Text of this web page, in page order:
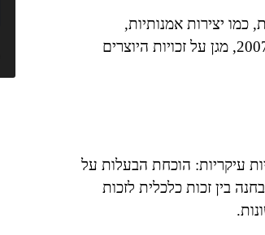
כמו יצירות אמנותיות,
ספרותיות, מוזיקליות, תוכן דיגיטלי ועוד. חוק זכויות היוצרים בישראל, התשס"ח–2007, מגן על זכויות היוצרים
עיקריות: הוכחת הבעלות על
בין זכות כלכלית לזכות